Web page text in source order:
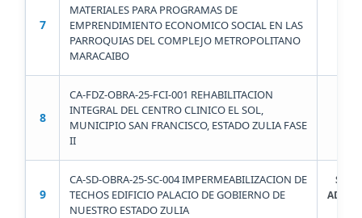
7
MATERIALES PARA PROGRAMAS DE
EMPRENDIMIENTO ECONOMICO SOCIAL EN LAS
PARROQUIAS DEL COMPLEJO METROPOLITANO
MARACAIBO
8
CA-FDZ-OBRA-25-FCI-001 REHABILITACION
INTEGRAL DEL CENTRO CLINICO EL SOL,
MUNICIPIO SAN FRANCISCO, ESTADO ZULIA FASE
II
9
CA-SD-OBRA-25-SC-004 IMPERMEABILIZACION DE
TECHOS EDIFICIO PALACIO DE GOBIERNO DE
NUESTRO ESTADO ZULIA